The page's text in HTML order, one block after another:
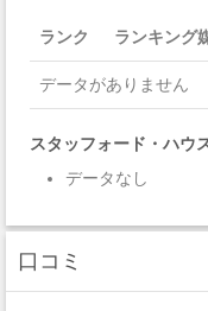
ランク ランキング
データがありません
スタッフォード・ハウ
データなし
口コミ